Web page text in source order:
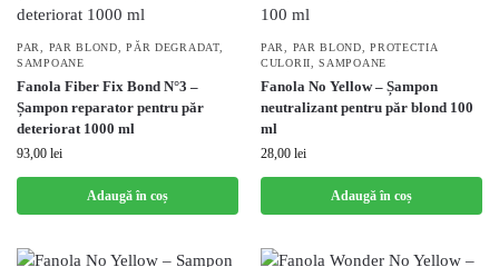
PAR PAR BLOND ,PĂR DEGRADAT,
SAMPOANE
Fanola Fiber Fix Bond N°3 –
Șampon reparator pentru păr
deteriorat 1000 ml
93,00 lei
Adaugă în coș
PAR PAR BLOND ,PROTECTIA
CULORII ,SAMPOANE
Fanola No Yellow – Șampon
neutralizant pentru păr blond 100
ml
28,00 lei
Adaugă în coș